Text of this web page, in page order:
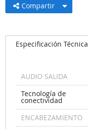
Compartir
Especificación Técnica
AUDIO SALIDA
Tecnología de
conectividad
ENCABEZAMIENTO